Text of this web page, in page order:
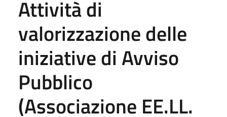
Attività di
valorizzazione delle
iniziative di Avviso
Pubblico
(Associazione EE.LL.